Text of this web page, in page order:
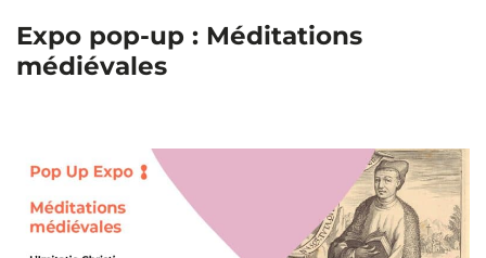
Expo pop-up : Méditations
médiévales